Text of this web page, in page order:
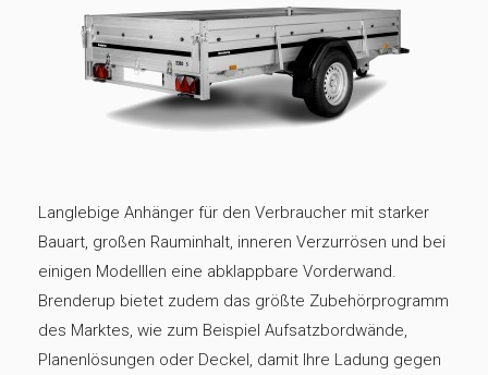
Langlebige Anhänger für den Verbraucher mit starker
Bauart, großen Rauminhalt, inneren Verzurrösen und bei
einigen Modelllen eine abklappbare Vorderwand.
Brenderup bietet zudem das größte Zubehörprogramm
des Marktes, wie zum Beispiel Aufsatzbordwände,
Planenlösungen oder Deckel, damit Ihre Ladung gegen